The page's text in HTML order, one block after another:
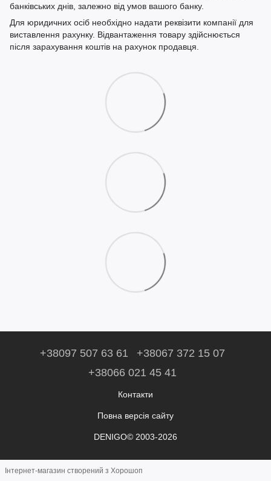
банківських днів, залежно від умов вашого банку.
Для юридичних осіб необхідно надати реквізити компанії для
виставлення рахунку. Відвантаження товару здійснюється
після зарахування коштів на рахунок продавця.
+38097 507 63 61
+38067 372 15 07
+38066 021 45 41
Контакти
Повна версія сайту
DENIGO© 2003-2026
Інтернет-магазин створений з Хорошоп